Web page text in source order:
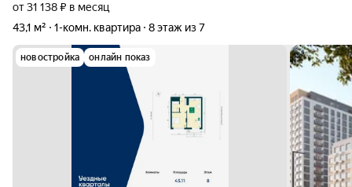
от 31 138 ₽ в месяц
43,1 м²
1-комн. квартира 8 этаж из 7
новостройка онлайн показ